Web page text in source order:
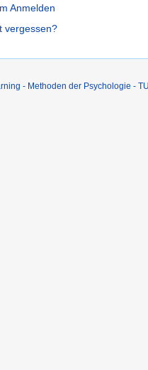
Anmelden
vergessen?
- Methoden der Psychologie -